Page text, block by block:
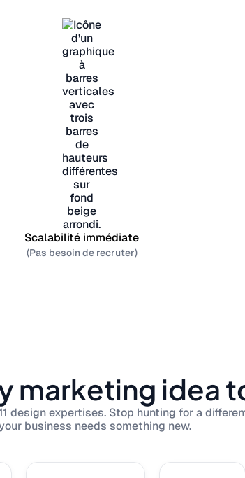
Scalabilité immédiate
(Pas besoin de recruter)
marketing idea
design expertises. Stop hunting for a
business needs something new.